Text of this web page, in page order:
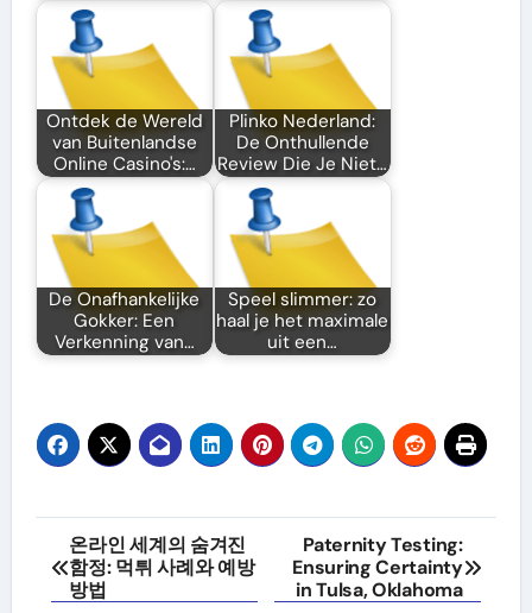
Ontdek de Wereld
van Buitenlandse
Online Casino's:…
Plinko Nederland:
De Onthullende
Review Die Je Niet…
De Onafhankelijke
Gokker: Een
Verkenning van…
Speel slimmer: zo
haal je het maximale
uit een…
Post
navigation
온라인 세계의 숨겨진
함정: 먹튀 사례와 예방
방법
Paternity Testing:
Ensuring Certainty
in Tulsa, Oklahoma